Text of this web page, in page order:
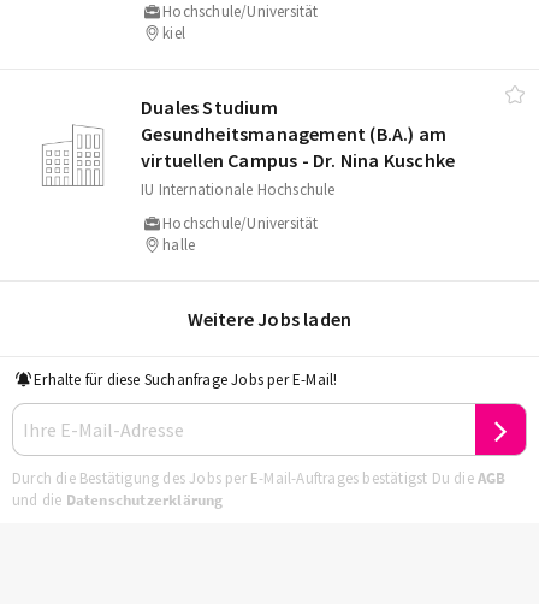
Hochschule/Universität
kiel
Duales Studium
Gesundheitsmanagement (B.A.) am
virtuellen Campus - Dr. Nina Kuschke
IU Internationale Hochschule
Hochschule/Universität
halle
Weitere Jobs laden
Erhalte für diese Suchanfrage Jobs per E-Mail!
Durch die Bestätigung des Jobs per E-Mail-Auftrages bestätigst Du dieAGB
und die Datenschutzerklärung